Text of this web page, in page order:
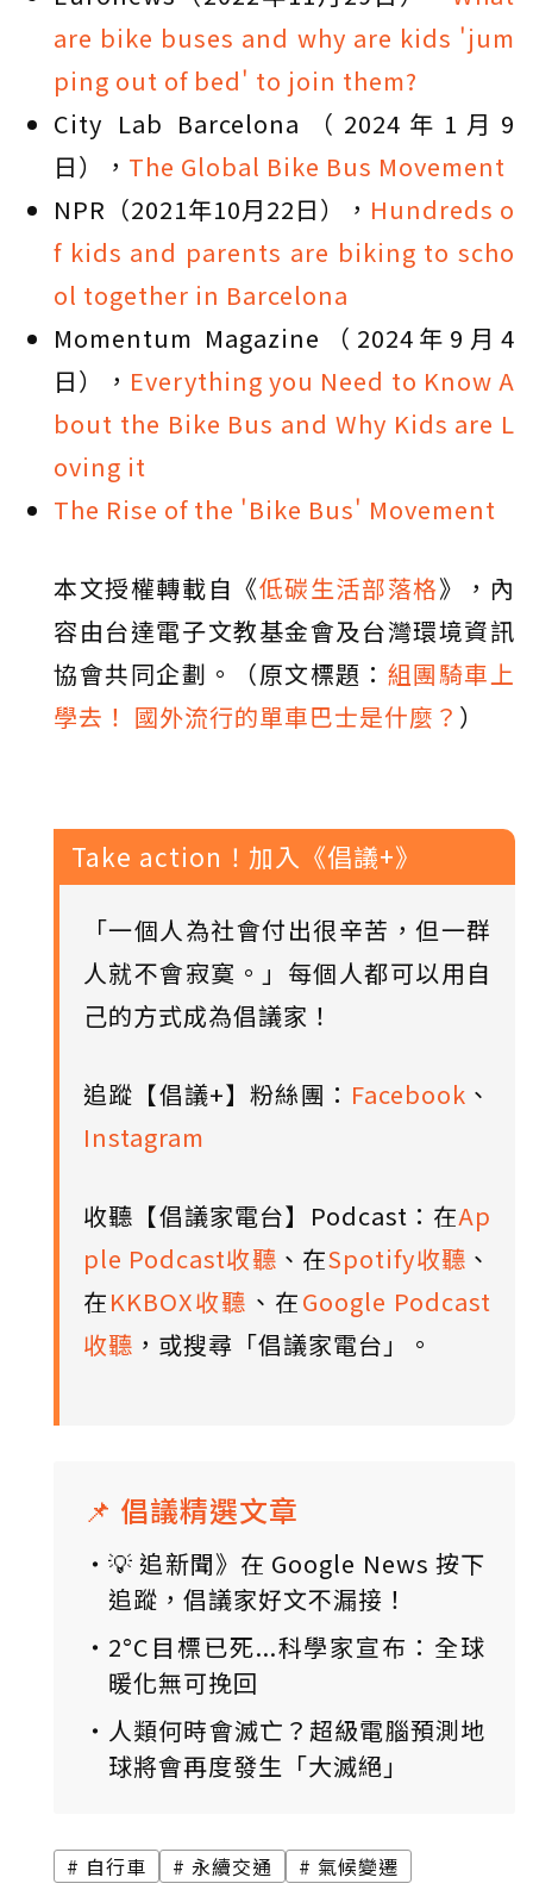
are bike buses and why are kids 'jum
ping out of bed' to join them?
City Lab Barcelona（2024年1月9
日）， The Global Bike Bus Movement
NPR（2021年10月22日）， Hundreds o
f kids and parents are biking to scho
ol together in Barcelona
Momentum Magazine（2024年9月4
日）， Everything you Need to Know A
bout the Bike Bus and Why Kids are L
oving it
The Rise of the 'Bike Bus' Movement
本文授權轉載自《低碳生活部落格》，內
容由台達電子文教基金會及台灣環境資訊
協會共同企劃。（原文標題： 組團騎車上
學去！ 國外流行的單車巴士是什麼？ ）
Take action！加入《倡議+》
「一個人為社會付出很辛苦，但一群
人就不會寂寞。」每個人都可以用自
己的方式成為倡議家！
追蹤【倡議+】粉絲團： Facebook 、
Instagram
收聽【倡議家電台】Podcast：在Ap
ple Podcast收聽 、在Spotify收聽 、
在KKBOX收聽 、在Google Podcast
收聽 ，或搜尋「倡議家電台」。
📌 倡議精選文章
💡 追新聞》在 Google News 按下
追蹤，倡議家好文不漏接！
2°C目標已死...科學家宣布：全球
暖化無可挽回
人類何時會滅亡？超級電腦預測地
球將會再度發生「大滅絕」
自行車 永續交通 氣候變遷